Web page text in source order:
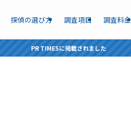
探偵の選び方 調査項目 調査料金
PR TIMESに掲載されました